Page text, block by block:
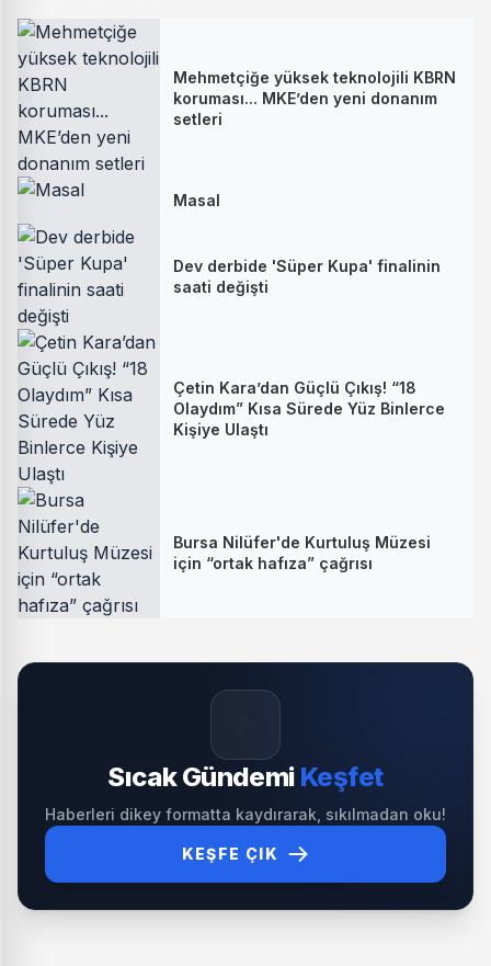
Mehmetçiğe yüksek teknolojili KBRN
koruması... MKE’den yeni donanım
setleri
Masal
Dev derbide 'Süper Kupa' finalinin
saati değişti
Çetin Kara’dan Güçlü Çıkış! “18
Olaydım” Kısa Sürede Yüz Binlerce
Kişiye Ulaştı
Bursa Nilüfer'de Kurtuluş Müzesi
için “ortak hafıza” çağrısı
Sıcak Gündemi Keşfet
Haberleri dikey formatta kaydırarak, sıkılmadan oku!
KEŞFE ÇIK